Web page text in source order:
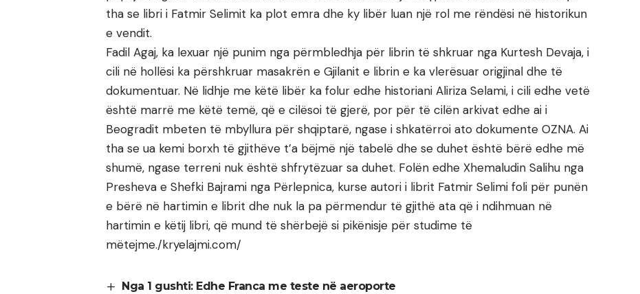
tha se libri i Fatmir Selimit ka plot emra dhe ky libër luan një rol me rëndësi në historikun
e vendit.
Fadil Agaj, ka lexuar një punim nga përmbledhja për librin të shkruar nga Kurtesh Devaja, i
cili në hollësi ka përshkruar masakrën e Gjilanit e librin e ka vlerësuar origjinal dhe të
dokumentuar. Në lidhje me këtë libër ka folur edhe historiani Aliriza Selami, i cili edhe vetë
është marrë me këtë temë, që e cilësoi të gjerë, por për të cilën arkivat edhe ai i
Beogradit mbeten të mbyllura për shqiptarë, ngase i shkatërroi ato dokumente OZNA. Ai
tha se ua kemi borxh të gjithëve t’a bëjmë një tabelë dhe se duhet është bërë edhe më
shumë, ngase terreni nuk është shfrytëzuar sa duhet. Folën edhe Xhemaludin Salihu nga
Presheva e Shefki Bajrami nga Përlepnica, kurse autori i librit Fatmir Selimi foli për punën
e bërë në hartimin e librit dhe nuk la pa përmendur të gjithë ata që i ndihmuan në
hartimin e këtij libri, që mund të shërbejë si pikënisje për studime të
mëtejme./kryelajmi.com/
Nga 1 gushti: Edhe Franca me teste në aeroporte